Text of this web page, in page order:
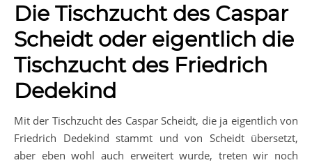
Die Tischzucht des Caspar
Scheidt oder eigentlich die
Tischzucht des Friedrich
Dedekind
Mit der Tischzucht des Caspar Scheidt, die ja eigentlich von
Friedrich Dedekind stammt und von Scheidt übersetzt,
aber eben wohl auch erweitert wurde, treten wir noch